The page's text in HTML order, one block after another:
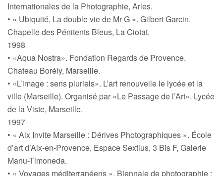
Internationales de la Photographie, Arles.
• « Ubiquité, La double vie de Mr G ». Gilbert Garcin.
Chapelle des Pénitents Bleus, La Ciotat.
1998
• «Aqua Nostra». Fondation Regards de Provence.
Chateau Borély, Marseille.
• «L’image : sens pluriels». L’art renouvelle le lycée et la
ville (Marseille). Organisé par «Le Passage de l’Art». Lycée
de la Viste, Marseille.
1997
• « Aix Invite Marseille : Dérives Photographiques ». École
d’art d’Aix-en-Provence, Espace Sextius, 3 Bis F, Galerie
Manu-Timoneda.
• « Voyages méditerranéens ». Biennale de photographie :